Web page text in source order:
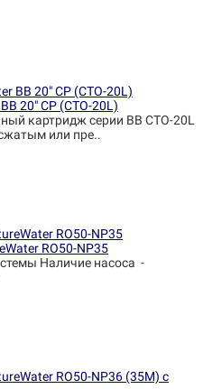
20" CP (CTO-20L)
картридж серии BB CTO-20L
или пре..
RO50-NP35
Наличие насоса -